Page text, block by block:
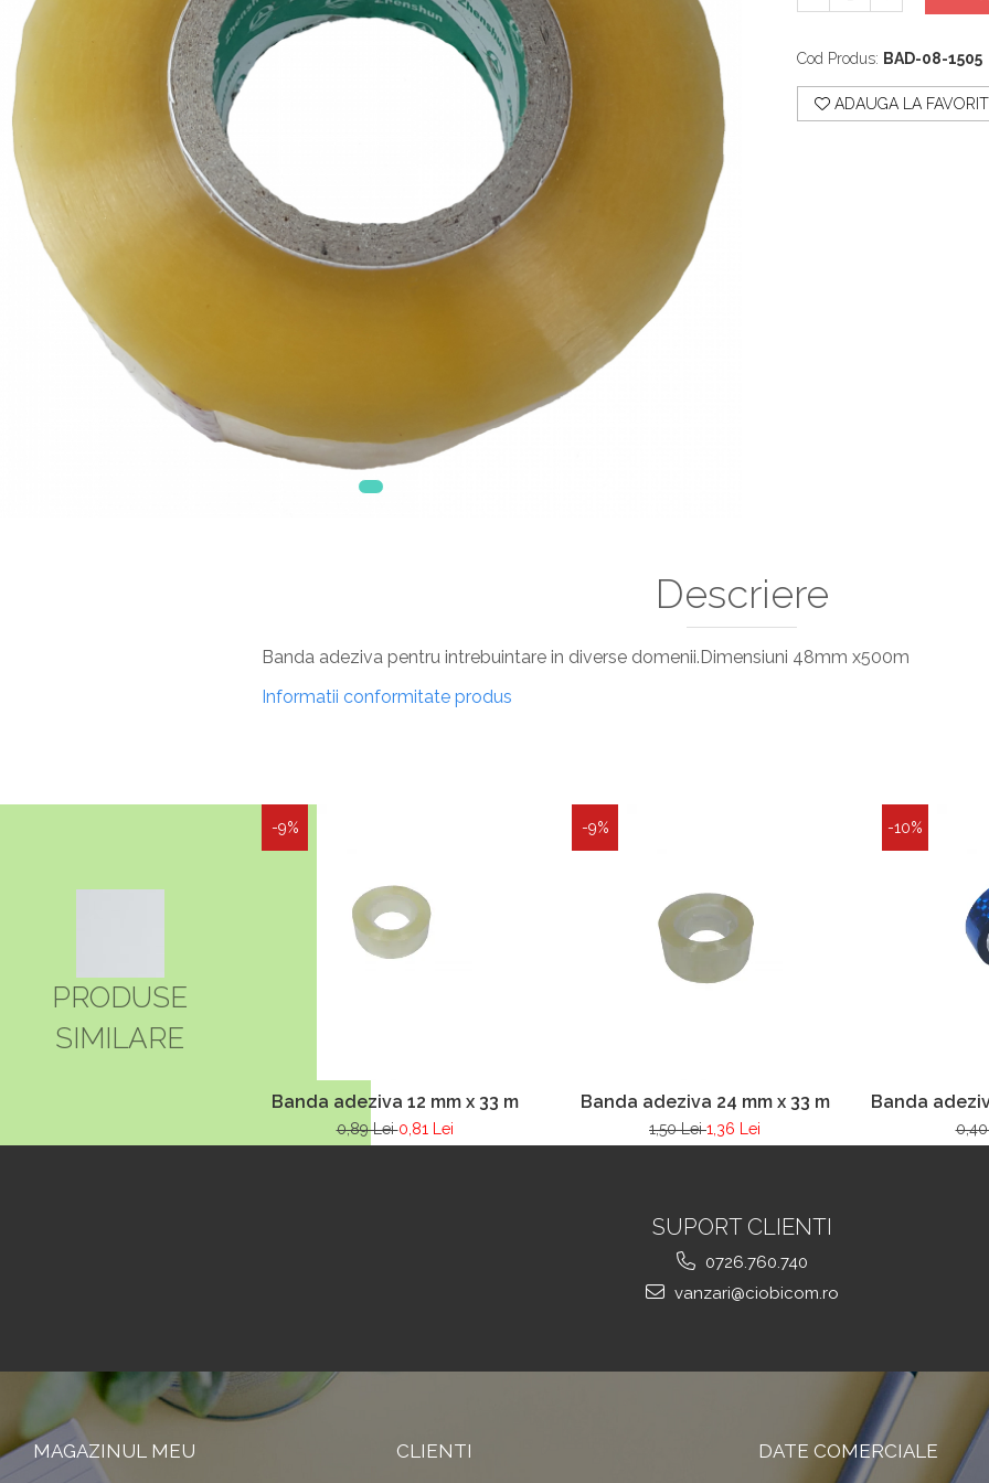
Cod Produs: BAD-08-1505
ADAUGA LA
Descriere
Banda adeziva pentru intrebuintare in diverse domenii.Dimensiuni 48mm x500m
Informatii conformitate produs
PRODUSE
SIMILARE
-9%
Banda adeziva 12 mm x 33 m
0,89 Lei0,81 Lei
-9%
Banda adeziva 24 mm x 33 m
1,50 Lei1,36 Lei
-10%
Banda
SUPORT CLIENTI
0726.760.740
vanzari@ciobicom.ro
MAGAZINUL MEU CLIENTI DATE COMERCIALE